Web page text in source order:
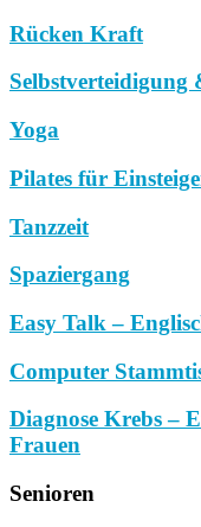
Rücken Kraft
Selbstverteidigung
Yoga
Pilates für
Tanzzeit
Spaziergang
Easy Talk –
Computer
Diagnose Krebs –
Frauen
Senioren